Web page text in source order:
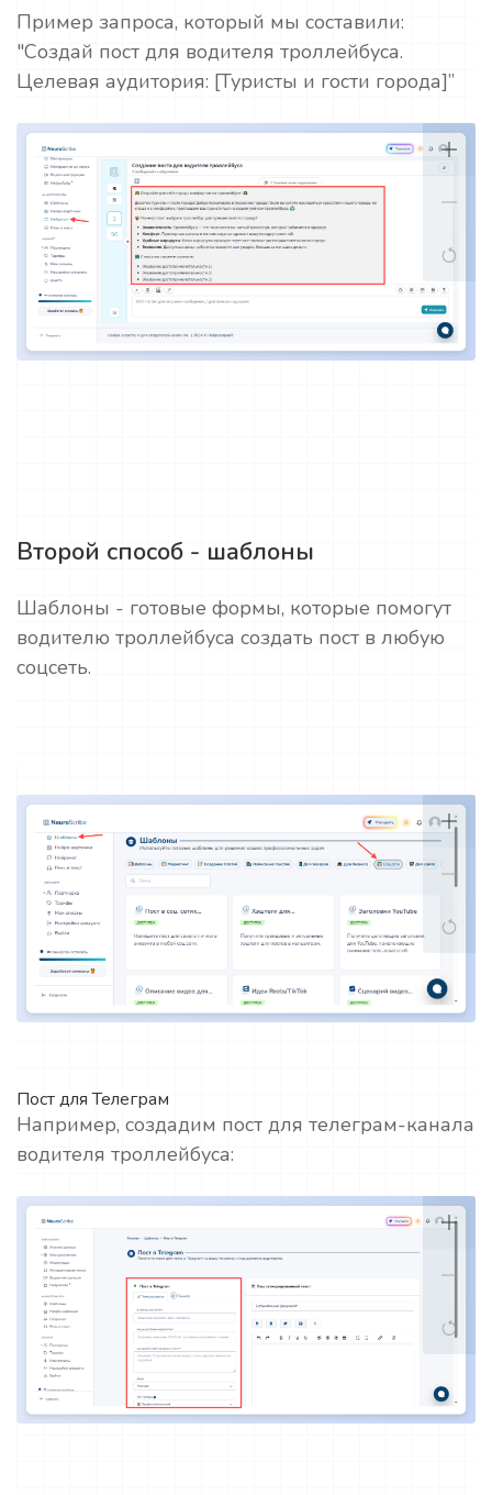
Пример запроса, который мы составили:
"Создай пост для водителя троллейбуса.
Целевая аудитория: [Туристы и гости города]”
Второй способ - шаблоны
Шаблоны - готовые формы, которые помогут
водителю троллейбуса создать пост в любую
соцсеть.
Пост для Телеграм
Например, создадим пост для телеграм-канала
водителя троллейбуса: